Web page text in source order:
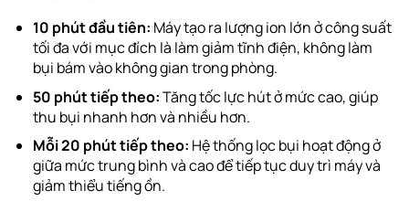
10 phút đầu tiên: Máy tạo ra lượng ion lớn ở công suất
tối đa với mục đích là làm giảm tĩnh điện, không làm
bụi bám vào không gian trong phòng.
50 phút tiếp theo:Tăng tốc lực hút ở mức cao, giúp
thu bụi nhanh hơn và nhiều hơn.
Mỗi 20 phút tiếp theo: Hệ thống lọc bụi hoạt động ở
giữa mức trung bình và cao để tiếp tục duy trì máy và
giảm thiểu tiếng ồn.